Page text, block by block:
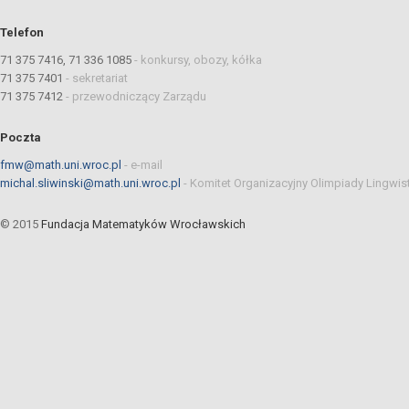
Telefon
71 375 7416, 71 336 1085 - konkursy, obozy, kółka
71 375 7401 - sekretariat
71 375 7412 - przewodniczący Zarządu
Poczta
fmw@math.uni.wroc.pl - e-mail
michal.sliwinski@math.uni.wroc.pl - Komitet Organizacyjny Olimpiady
© 2015 Fundacja Matematyków Wrocławskich